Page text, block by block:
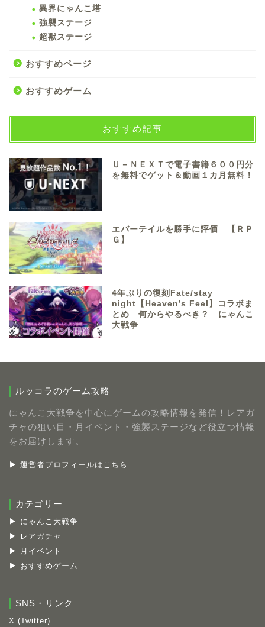
異界にゃんこ塔
強襲ステージ
超獣ステージ
おすすめページ
おすすめゲーム
おすすめ記事
Ｕ－ＮＥＸＴで電子書籍６００円分
を無料でゲット＆動画１カ月無料！
エバーテイルを勝手に評価 【ＲＰ
Ｇ】
4年ぶりの復刻Fate/stay
night【Heaven’s Feel】コラボま
とめ 何からやるべき？ にゃんこ
大戦争
ルッコラのゲーム攻略
にゃんこ大戦争を中心にゲームの攻略情報を発信！レアガ
チャの狙い目・月イベント・強襲ステージなど役立つ情報
をお届けします。
▶ 運営者プロフィールはこちら
カテゴリー
▶ にゃんこ大戦争
▶ レアガチャ
▶ 月イベント
▶ おすすめゲーム
SNS・リンク
X (Twitter)